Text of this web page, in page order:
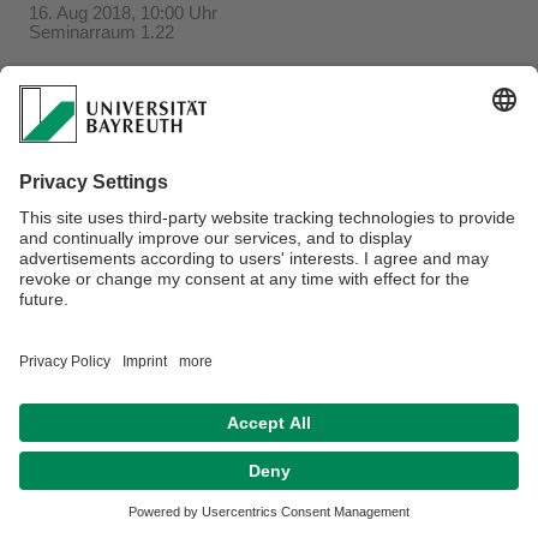
16. Aug 2018, 10:00 Uhr
Seminarraum 1.22
Verantwortlich für die Redaktion:
Datenschutzerklärung Impressum Hausordnung Sitemap
Barrierefreiheitserklärung